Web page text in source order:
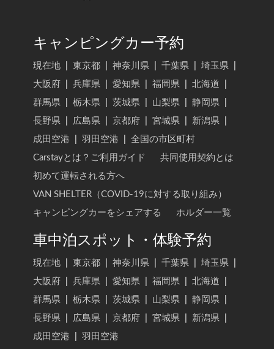
キャンピングカー予約
現在地 東京都 神奈川県 千葉県 埼玉県
大阪府
兵庫県 愛知県 福岡県 北海道
群馬県
栃木県 茨城県 山梨県 静岡県
長野県
広島県 京都府 宮城県 新潟県
成田空港
羽田空港
全国の市区町村
Carstayとは？ご利用ガイド
共同使用契約とは
初めて運転される方へ
VAN SHELTER（COVID-19に対する取り組み）
キャンピングカーをシェアする
ホルダー一覧
車中泊スポット・体験予約
現在地 東京都 神奈川県 千葉県 埼玉県
大阪府
兵庫県 愛知県 福岡県 北海道
群馬県
栃木県 茨城県 山梨県 静岡県
長野県
広島県 京都府 宮城県 新潟県
成田空港
羽田空港